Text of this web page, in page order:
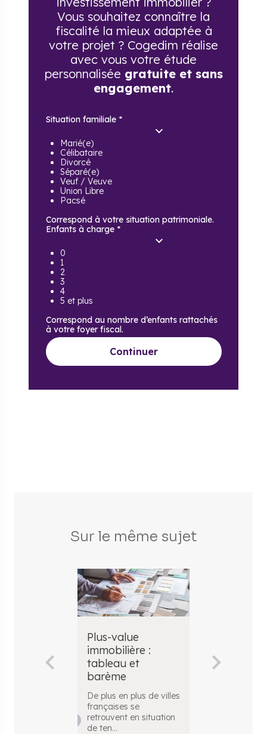
Vous souhaitez connaître la
fiscalité la mieux adaptée à
votre projet ? Cogedim réalise
avec vous votre étude
personnalisée gratuite et sans
engagement.
Situation familiale *
Marié(e)
Célibataire
Divorcé
Séparé(e)
Veuf / Veuve
Union Libre
Pacsé
Correspond à votre situation patrimoniale.
Enfants à charge *
0
1
2
3
4
5 et plus
Correspond au nombre d’enfants rattachés
à votre foyer fiscal.
Continuer
Sur le même sujet
Plus-value
immobilière :
tableau et
barème
De plus en plus de villes
françaises se
retrouvent en situation
de ten...
plus-value